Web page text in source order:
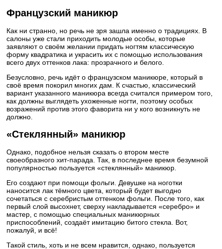
Французский маникюр
Как ни странно, но речь не зря зашла именно о традициях. В
салоны уже стали приходить молодые особы, которые
заявляют о своём желании придать ногтям классическую
форму квадратика и украсить их с помощью использования
всего двух оттенков лака: прозрачного и белого.
Безусловно, речь идёт о французском маникюре, который в
своё время покорил многих дам. К счастью, классический
вариант указанного маникюра всегда считался примером того,
как должны выглядеть ухоженные ногти, поэтому особых
возражений против этого фаворита ни у кого возникнуть не
должно.
«Стеклянный» маникюр
Однако, подобное нельзя сказать о втором месте
своеобразного хит-парада. Так, в последнее время безумной
популярностью пользуется «стеклянный» маникюр.
Его создают при помощи фольги. Девушке на ноготки
наносится лак тёмного цвета, который будет выгодно
сочетаться с серебристым оттенком фольги. После того, как
первый слой высохнет, сверху накладывается «серебро» и
мастер, с помощью специальных маникюрных
приспособлений, создаёт имитацию битого стекла. Вот,
пожалуй, и всё!
Такой стиль, хоть и не всем нравится, однако, пользуется